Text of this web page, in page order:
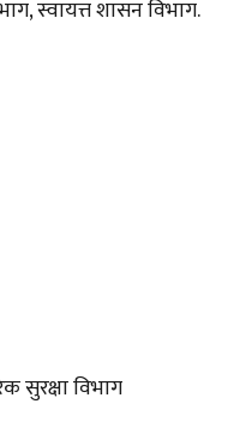
स्वायत्त शासन विभाग.
सुरक्षा विभाग